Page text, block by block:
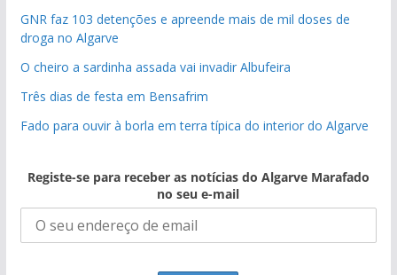
GNR faz 103 detenções e apreende mais de mil doses de
droga no Algarve
O cheiro a sardinha assada vai invadir Albufeira
Três dias de festa em Bensafrim
Fado para ouvir à borla em terra típica do interior do Algarve
Registe-se para receber as notícias do Algarve Marafado
no seu e-mail